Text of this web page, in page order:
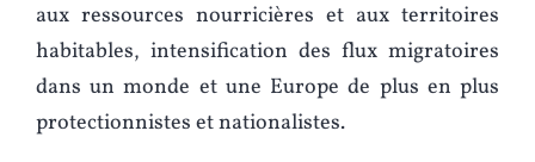
aux ressources nourricières et aux territoires
habitables, intensification des flux migratoires
dans un monde et une Europe de plus en plus
protectionnistes et nationalistes.